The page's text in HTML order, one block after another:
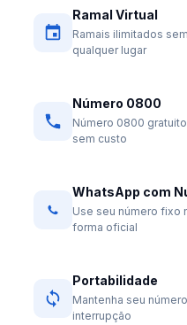
Ramal Virtual
Ramais ilimitados
qualquer lugar
Número 0800
Número 0800
sem custo
WhatsApp com
Use seu número fixo
forma oficial
Portabilidade
Mantenha seu
interrupção